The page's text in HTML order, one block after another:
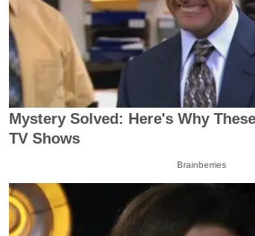
Mystery Solved: Here's Why
TV Shows
Brainberries